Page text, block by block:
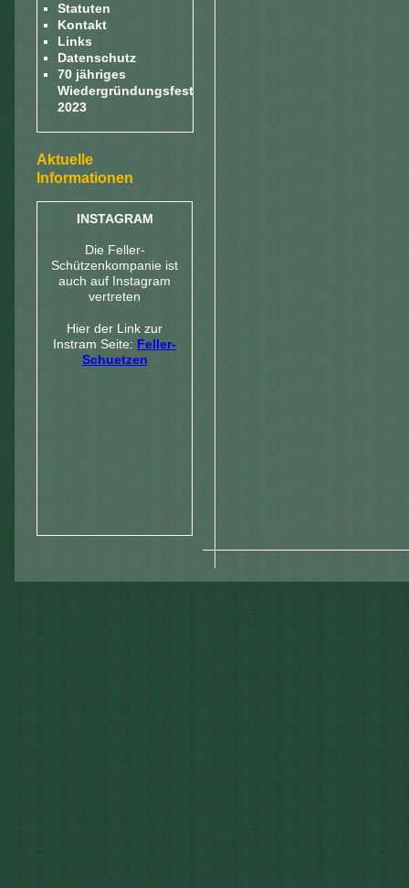
Statuten
Kontakt
Links
Datenschutz
70 jähriges
Wiedergründungsfest
2023
Aktuelle
Informationen
INSTAGRAM
Die Feller-
Schützenkompanie ist
auch auf Instagram
vertreten
Hier der Link zur
Instram Seite: Feller-
Schuetzen